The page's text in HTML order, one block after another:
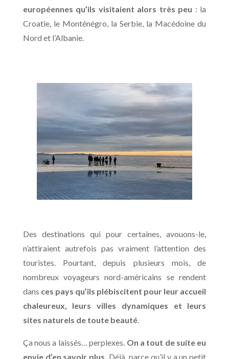
européennes qu’ils visitaient alors très peu : la
Croatie, le Monténégro, la Serbie, la Macédoine du
Nord et l’Albanie.
Des destinations qui pour certaines, avouons-le,
n’attiraient autrefois pas vraiment l’attention des
touristes. Pourtant, depuis plusieurs mois, de
nombreux voyageurs nord-américains se rendent
dans ces pays qu’ils plébiscitent pour leur accueil
chaleureux, leurs villes dynamiques et leurs
sites naturels de toute beauté.
Ça nous a laissés… perplexes. On a tout de suite eu
envie d’en savoir plus. Déjà, parce qu’il y a un petit